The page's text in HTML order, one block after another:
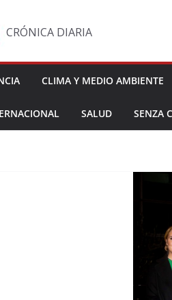
CRÓNICA DIARIA
CLIMA Y MEDIO AMBIENTE
SALUD SENZA